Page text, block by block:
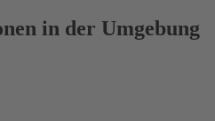
in der Umgebung